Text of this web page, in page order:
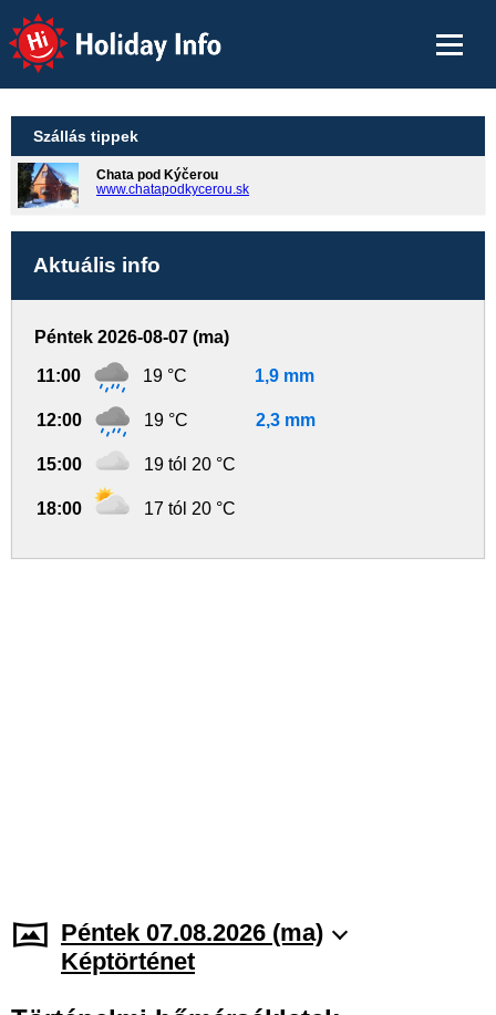
Holiday Info
Szállás tippek
Chata pod Kýčerou
www.chatapodkycerou.sk
Aktuális info
Péntek 2026-08-07 (ma)
11:00 19 °C 1,9 mm
12:00 19 °C 2,3 mm
15:00 19 tól 20 °C
18:00 17 tól 20 °C
Péntek 07.08.2026 (ma)
Képtörténet